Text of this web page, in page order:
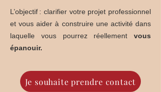
L’objectif : clarifier votre projet professionnel
et vous aider à construire une activité dans
laquelle vous pourrez réellement vous
épanouir.
Je souhaite prendre contact